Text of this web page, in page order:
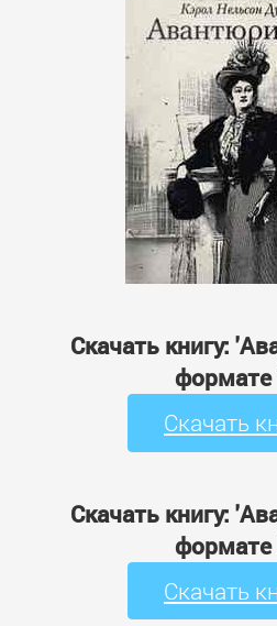
Скачать книгу:
формате
Скачать
Скачать книгу:
формате
Скачать